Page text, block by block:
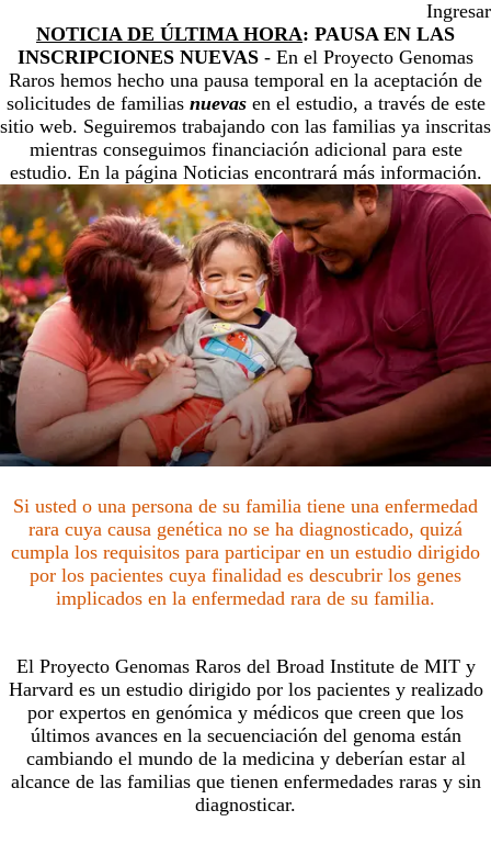
main
content
Ingresar
NOTICIA DE ÚLTIMA HORA: PAUSA EN LAS
INSCRIPCIONES NUEVAS - En el Proyecto Genomas
Raros hemos hecho una pausa temporal en la aceptación de
solicitudes de familias nuevasen el estudio, a través de este
sitio web. Seguiremos trabajando con las familias ya inscritas
mientras conseguimos financiación adicional para este
estudio. En la página Noticiasencontrará más información.
Si usted o una persona de su familia tiene una enfermedad
rara cuya causa genética no se ha diagnosticado, quizá
cumpla los requisitos para participar en un estudio dirigido
por los pacientes cuya finalidad es descubrir los genes
implicados en la enfermedad rara de su familia.
El Proyecto Genomas Raros del Broad Institute de MIT y
Harvard es un estudio dirigido por los pacientes y realizado
por expertos en genómica y médicos que creen que los
últimos avances en la secuenciación del genoma están
cambiando el mundo de la medicina y deberían estar al
alcance de las familias que tienen enfermedades raras y sin
diagnosticar.